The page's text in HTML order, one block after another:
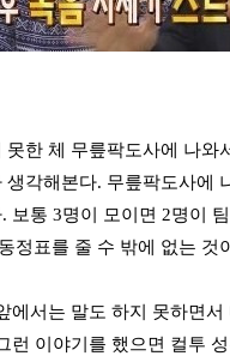
한 체 무릎팍도사에 나
각해본다. 무릎팍도사
통 3명이 모이면 2명이
정표를 줄 수 밖에 없는 것
서는 말도 하지 못하면
이야기를 했으면 컬투